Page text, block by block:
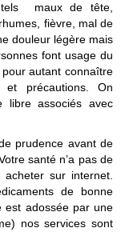
tels maux de tête,
fièvre, mal de
douleur légère mais
font usage du
pour autant connaître
et précautions. On
libre associés avec
prudence avant de
santé n’a pas de
sur internet.
de bonne
est adossée par une
nos services sont